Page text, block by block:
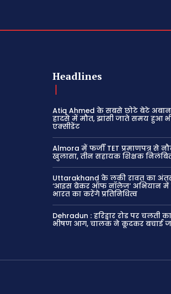
Headlines
Atiq Ahmed के सबसे छोटे बेटे
हादसे में मौत, झांसी जाते समय हुआ
एक्सीडेंट
Almora में फर्जी TET प्रमाणपत्र से
खुलासा, तीन सहायक शिक्षक
Uttarakhand के लकी रावत का
‘आइस ब्रेकर ऑफ नॉलेज’ अभियान
भारत का करेंगे प्रतिनिधित्व
Dehradun : हरिद्वार रोड पर चलती
भीषण आग, चालक ने कूदकर बचाई